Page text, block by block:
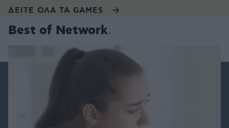
ΔΕΙΤΕ ΟΛΑ ΤΑ GAMES
Best of Network